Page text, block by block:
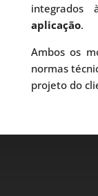
integrados
aplicação.
Ambos os
normas
projeto do